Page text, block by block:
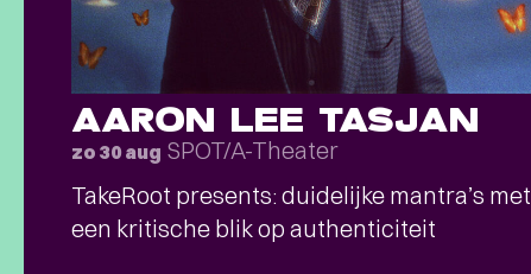
AARON LEE TASJAN
zo 30 aug SPOT/A-Theater
TakeRoot presents: duidelijke mantra’s met
een kritische blik op authenticiteit